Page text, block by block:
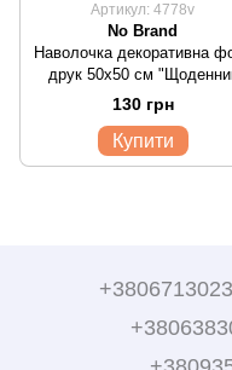
Артикул: 4778v
No Brand
Наволочка декоративна
друк 50х50 см
подорожей" (1 шт) - 8
130 грн
Купити